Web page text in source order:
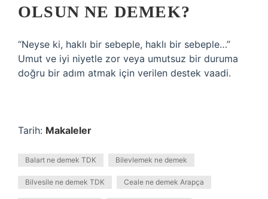
OLSUN NE DEMEK?
“Neyse ki, haklı bir sebeple, haklı bir sebeple…”
Umut ve iyi niyetle zor veya umutsuz bir duruma
doğru bir adım atmak için verilen destek vaadi.
Tarih: Makaleler
Balart ne demek TDK Bilevlemek ne demek
Bilvesile ne demek TDK Ceale ne demek Arapça